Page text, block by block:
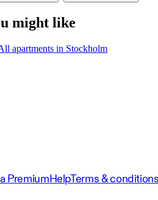
might like
apartments in Stockholm
PremiumHelpTerms &